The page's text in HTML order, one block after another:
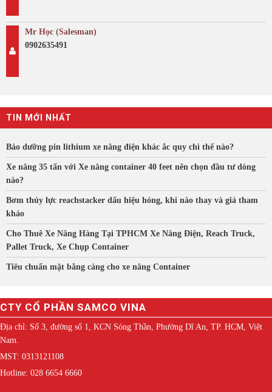
Mr Học (Salesman)
0902635491
TIN MỚI NHẤT
Bảo dưỡng pin lithium xe nâng điện khác ắc quy chì thế nào?
Xe nâng 35 tấn với Xe nâng container 40 feet nên chọn đầu tư dòng
nào?
Bơm thủy lực reachstacker dấu hiệu hỏng, khi nào thay và giá tham
khảo
Cho Thuê Xe Nâng Hàng Tại TPHCM Xe Nâng Điện, Reach Truck,
Pallet Truck, Xe Chụp Container
Tiêu chuẩn mặt bằng cảng cho xe nâng Container
CTY CỔ PHẦN SAMCO VINA
Địa chỉ: Số 3, đường số 1, KCN Sóng Thần, Phường Dĩ An, TP. HCM, Việt
Nam.
MST: 0313121108
Hotline: 028 6654 6660